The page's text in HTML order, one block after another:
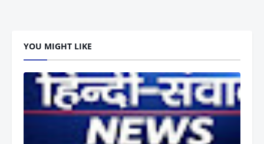
YOU MIGHT LIKE